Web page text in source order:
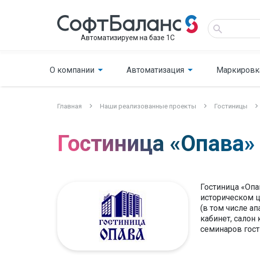
Автоматизируем на базе 1С
О компании Автоматизация
Главная Наши реализованные проекты Гостиницы
Гостиница «Опава»
Гостиница
историческом
(в том числе
кабинет,
семинаров